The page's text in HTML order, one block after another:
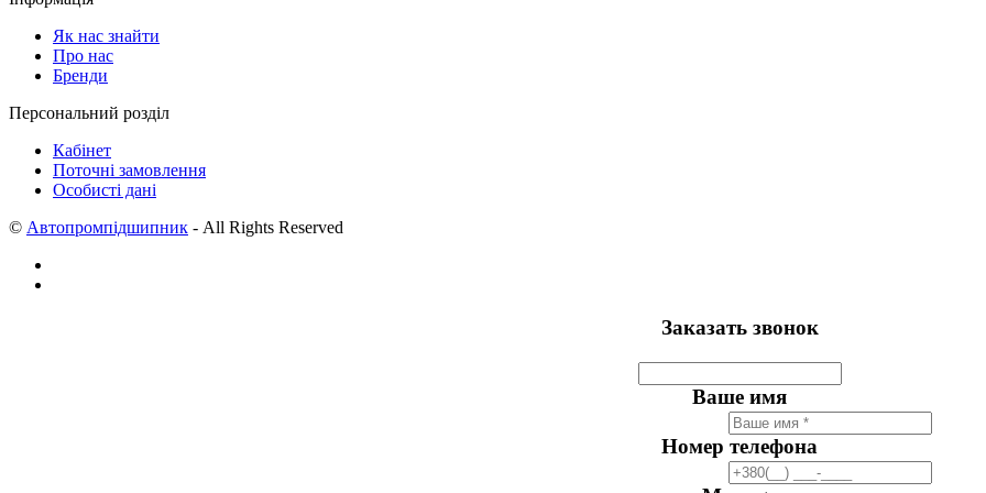
Як нас знайти
Про нас
Бренди
Персональний розділ
Кабінет
Поточні замовлення
Особисті дані
© Автопромпідшипник - All Rights Reserved
Заказать звонок
Ваше имя
Номер телефона